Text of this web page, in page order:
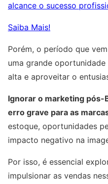
alcance o sucesso
Saiba Mais!
Porém, o período que
uma grande
alta e aproveitar o
Ignorar o marketing pós-
erro grave para as
estoque, oportunidades
impacto negativo na
Por isso, é essencial
impulsionar as vendas